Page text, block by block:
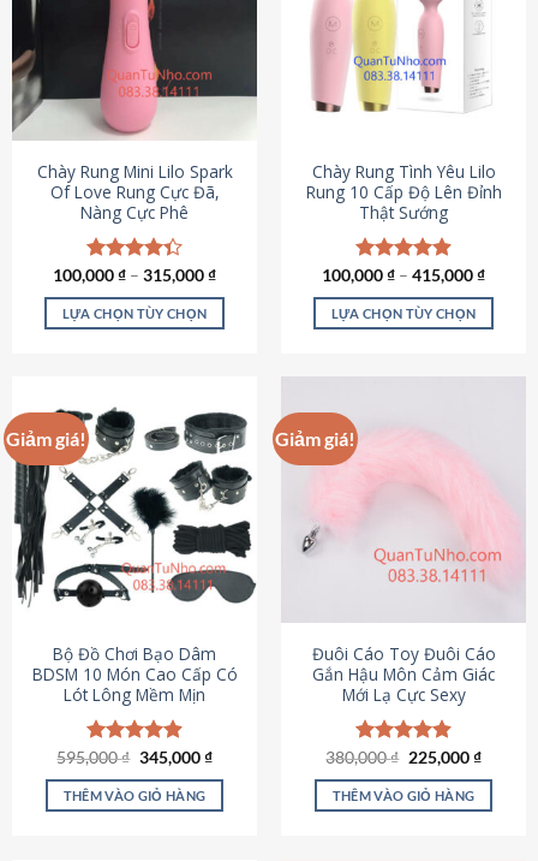
Các
chọn
thể
chọn
trên
trang
sản
phẩm
Chày Rung Mini Lilo Spark
Of Love Rung Cực Đã,
Nàng Cực Phê
Được xếp
hạng4.33
5 sao
100,000₫ – 315,000₫
LỰA CHỌN TÙY CHỌN
có
nhiều
biến
thể.
Các
tùy
chọn
có
chọn
trên
trang
sản
phẩm
Chày Rung Tình Yêu Lilo
Rung 10 Cấp Độ Lên Đỉnh
Thật Sướng
Được xếp
hạng4.94
5 sao
100,000₫ – 415,000₫
LỰA CHỌN TÙY CHỌN
biến
thể.
chọn
chọn
trên
trang
sản
phẩm
Giảm giá!
Bộ Đồ Chơi Bạo Dâm
BDSM 10 Món Cao Cấp Có
Lót Lông Mềm Mịn
Được xếp
hạng4.88
5 sao
595,000₫ Giá
là:
595,000 ₫.
345,000₫Giá
tại
THÊM VÀO GIỎ HÀNG
Giảm giá!
Đuôi Cáo Toy Đuôi Cáo
Gắn Hậu Môn Cảm Giác
Mới Lạ Cực Sexy
Được xếp
hạng4.88
5 sao
380,000₫ Giá
là:
380,000 ₫.
225,000₫Giá
tại
THÊM VÀO GIỎ HÀNG